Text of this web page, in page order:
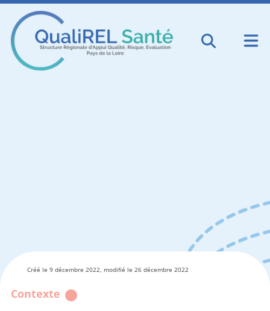
Créé le 9 décembre 2022, modifié le 26 décembre 2022
Contexte